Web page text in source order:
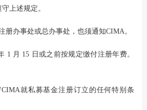
上述规定。
册办事处或总办事处，也须通知CIMA。
1 月 15 日或之前按规定缴付注册年费。
就私募基金注册订立的任何特别条